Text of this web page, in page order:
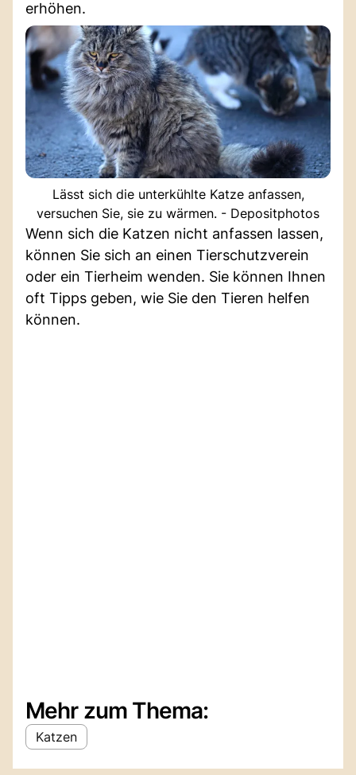
erhöhen.
Lässt sich die unterkühlte Katze anfassen,
versuchen Sie, sie zu wärmen. - Depositphotos
Wenn sich die Katzen nicht anfassen lassen,
können Sie sich an einen Tierschutzverein
oder ein Tierheim wenden. Sie können Ihnen
oft Tipps geben, wie Sie den Tieren helfen
können.
Mehr zum Thema:
Katzen